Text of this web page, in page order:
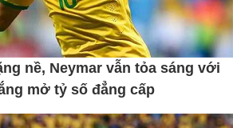
nề, Neymar vẫn tỏa sáng với
mở tỷ số đẳng cấp